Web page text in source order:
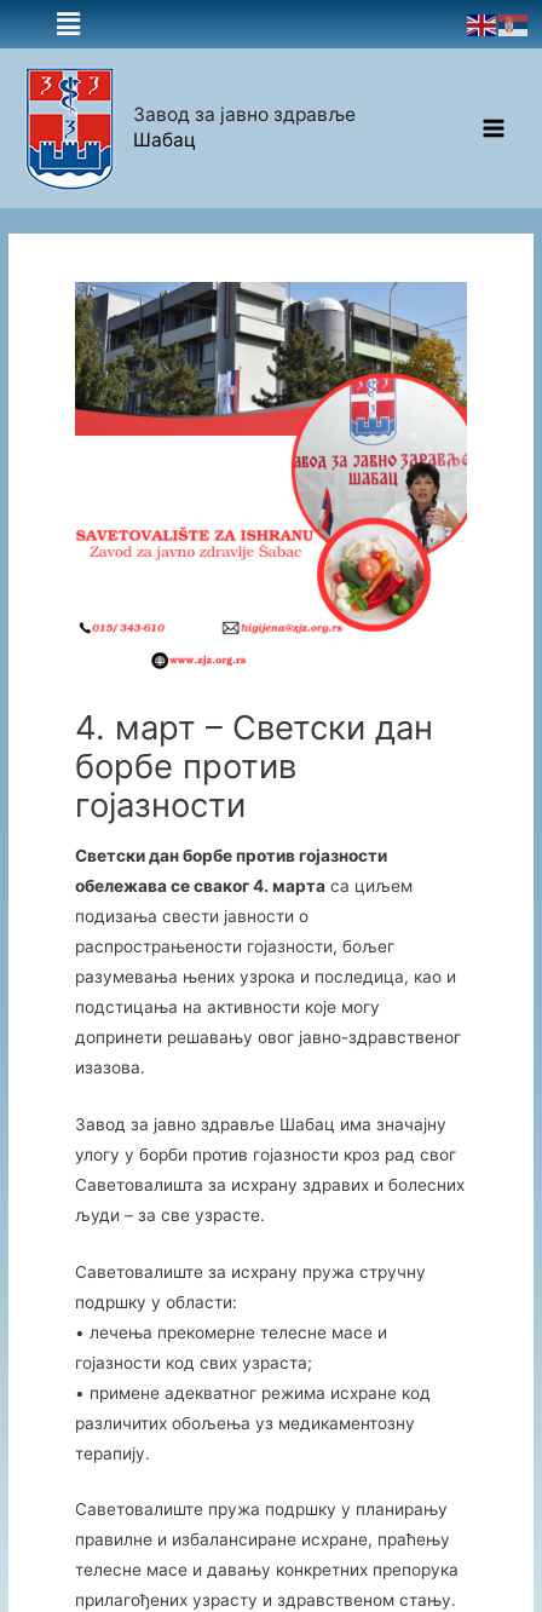
Завод за јавно здравље
Шабац
4. март – Светски дан
борбе против
гојазности
Светски дан борбе против гојазности
обележава се сваког 4. мартаса циљем
подизања свести јавности о
распрострањености гојазности, бољег
разумевања њених узрока и последица, као и
подстицања на активности које могу
допринети решавању овог јавно-здравственог
изазова.
Завод за јавно здравље Шабац има значајну
улогу у борби против гојазности кроз рад свог
Саветовалишта за исхрану здравих и болесних
људи – за све узрасте.
Саветовалиште за исхрану пружа стручну
подршку у области:
• лечења прекомерне телесне масе и
гојазности код свих узраста;
• примене адекватног режима исхране код
различитих обољења уз медикаментозну
терапију.
Саветовалиште пружа подршку у планирању
правилне и избалансиране исхране, праћењу
телесне масе и давању конкретних препорука
прилагођених узрасту и здравственом стању.